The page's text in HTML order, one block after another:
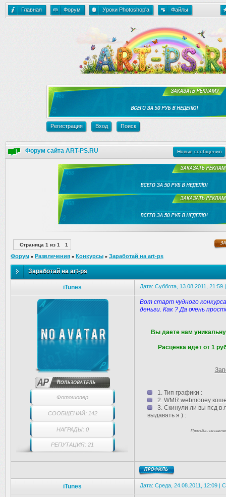
Главная Форум Уроки Photoshop'a Файлы
Регистрация Вход Поиск
Форум сайта ART-PS.RU Новые сообщения
Страница 1 из 1 1
Форум » Развлечения » Конкурсы » Заработай на art-ps
Заработай на art-ps
iTunes Дата: Суббота, 13.08.2011,
Фотошопер
СООБЩЕНИЙ: 142
НАГРАДЫ: 0
РЕПУТАЦИЯ: 21
Вот старт чудного
деньги. Как ? Да очень
Вы даете нам
Расценка идет от 1
1. Тип графики :
2. WMR webmoney
3. Скинули ли вы псд в
выдавать я ) :
Прозьба : не
iTunes Дата: Среда, 24.08.2011, 12:09 |